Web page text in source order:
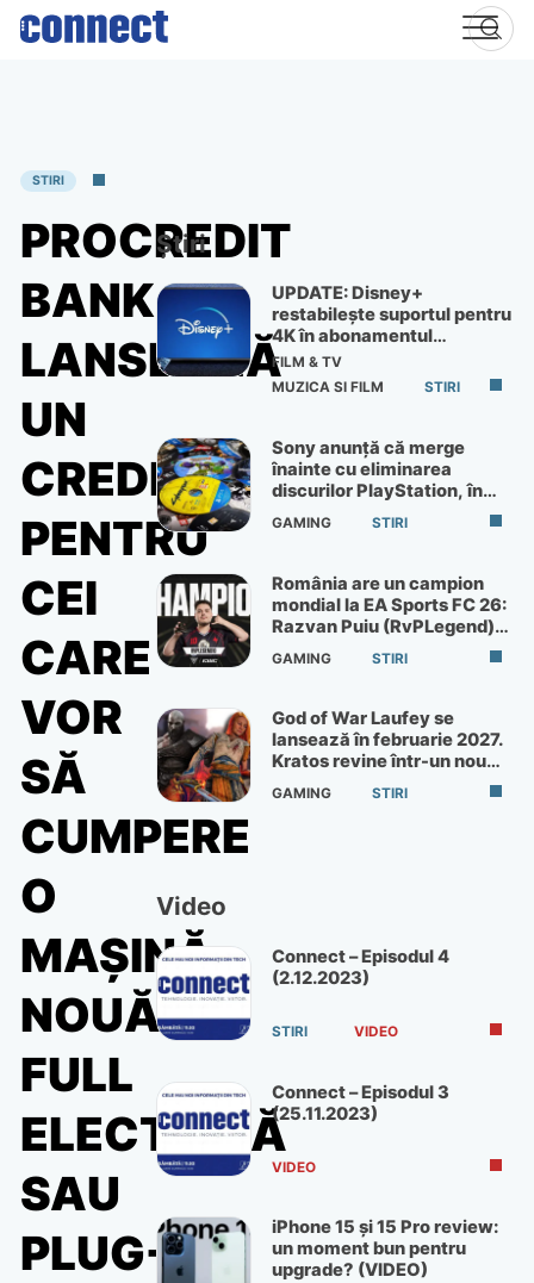
Skip
STIRI
PROCREDIT
BANK
LANSEAZĂ
UN
CREDIT
PENTRU
CEI
CARE
VOR
SĂ
CUMPERE
O
MAȘINĂ
NOUĂ
FULL
ELECTRICĂ
SAU
PLUG-
Știri
UPDATE: Disney+
restabilește suportul pentru
4K în abonamentul
Premium
FILM & TV
MUZICA SI FILM
STIRI
Sony anunță că merge
înainte cu eliminarea
discurilor PlayStation, în
ciuda protestelor
GAMING STIRI
România are un campion
mondial la EA Sports FC 26:
Razvan Puiu (RvPLegend)
câștigă turneul de la Paris
GAMING STIRI
God of War Laufey se
lansează în februarie 2027.
Kratos revine într-un nou
God of War
GAMING STIRI
Video
Connect – Episodul 4
(2.12.2023)
STIRI VIDEO
Connect – Episodul 3
(25.11.2023)
VIDEO
iPhone 15 și 15 Pro review:
un moment bun pentru
upgrade? (VIDEO)